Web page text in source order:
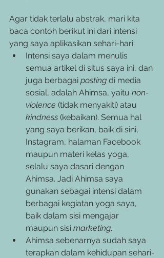
Agar tidak terlalu abstrak, mari kita
baca contoh berikut ini dari intensi
yang saya aplikasikan sehari-hari.
Intensi saya dalam menulis
semua artikel di situs saya ini, dan
juga berbagai posting di media
sosial, adalah Ahimsa, yaitu non-
violence (tidak menyakiti) atau
kindness (kebaikan). Semua hal
yang saya berikan, baik di sini,
Instagram, halaman Facebook
maupun materi kelas yoga,
selalu saya dasari dengan
Ahimsa. Jadi Ahimsa saya
gunakan sebagai intensi dalam
berbagai kegiatan yoga saya,
baik dalam sisi mengajar
maupun sisi marketing.
Ahimsa sebenarnya sudah saya
terapkan dalam kehidupan sehari-